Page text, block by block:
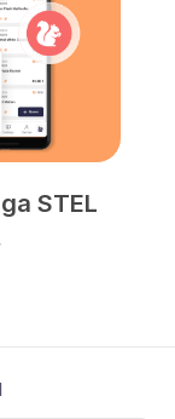
STEL